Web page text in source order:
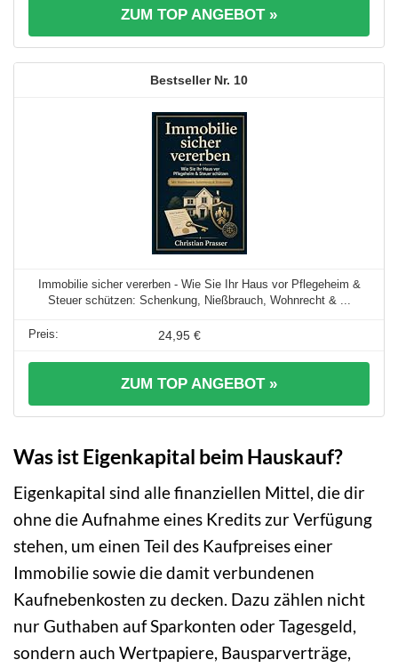
ZUM TOP ANGEBOT »
10
Immobilie sicher vererben - Wie Sie Ihr Haus vor Pflegeheim &
Steuer schützen: Schenkung, Nießbrauch, Wohnrecht & ...
24,95 €
ZUM TOP ANGEBOT »
Was ist Eigenkapital beim Hauskauf?
Eigenkapital sind alle finanziellen Mittel, die dir
ohne die Aufnahme eines Kredits zur Verfügung
stehen, um einen Teil des Kaufpreises einer
Immobilie sowie die damit verbundenen
Kaufnebenkosten zu decken. Dazu zählen nicht
nur Guthaben auf Sparkonten oder Tagesgeld,
sondern auch Wertpapiere, Bausparverträge,